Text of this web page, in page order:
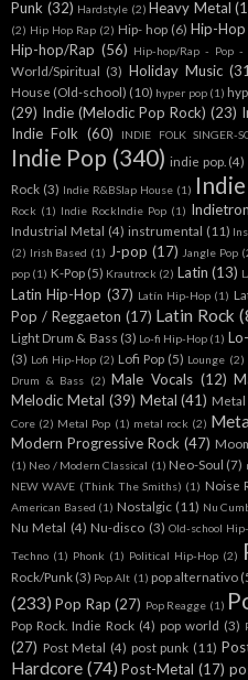
Punk (32) Hardstyle (2) Heavy Metal
(2) Hip Hop Rap (2) Hip- hop (6) Hip-Hop
Hip-hop/Rap (56) Hip-hop/Rap - Pop -
World/Spiritual (3) Holiday Music
House (Old-school) (10) hyper pop (1)
(29) Indie (Melodic Pop Rock) (23)
Indie Folk (60) INDIE FOLK SINGER-
Indie Pop (340) indie pop. (4)
Rock (3) Indie R&BSlap House (1)
Rock (1) Indie RockIndie Pop (1)
Industrial Metal (4) instrumental (11)
(2) Irish Based (1) J-pop (17) Jangle Pop
pop (1) K-Pop (5) Krautrock (2) Latin (13)
Latin Hip-Hop (37) Latín Hip-Hop (1)
Pop / Reggaeton (17) Latin Rock
Light Drum & Bass (3) Lo-fi Hip-Hop (1)
(3) Lofi Hip-Hop (2) Lofi Pop (5) Lounge (2)
Drum & Bass (2) Male Vocals (12)
Melodic Metal (39) Metal (41) Metal
Core (2) Metal Pop (1) metal rock (2)
Modern Progressive Rock (47)
(1) Neo / Modern Classical (1) Neo-Soul (7)
NEW WAVE (Think The Smiths) (1) Noise
American Based (1) Nostalgic (11) Nu
Nu Metal (4) Nu-disco (3) Old-school
Techno (1) Phonk (1) Political Hip-Hop (2)
Rock/Punk (3) Pop Alt (1) pop alternativo
(233) Pop Rap (27) Pop Reagge (1)
Pop Rock. Indie Rock (4) pop world (3)
(27) Post Metal (4) post punk (11)
Hardcore (74) Post-Metal (17)